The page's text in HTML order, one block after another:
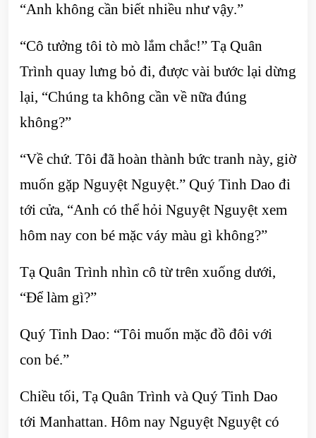
“Anh không cần biết nhiều như vậy.”
“Cô tưởng tôi tò mò lắm chắc!” Tạ Quân
Trình quay lưng bỏ đi, được vài bước lại dừng
lại, “Chúng ta không cần về nữa đúng
không?”
“Về chứ. Tôi đã hoàn thành bức tranh này, giờ
muốn gặp Nguyệt Nguyệt.” Quý Tinh Dao đi
tới cửa, “Anh có thể hỏi Nguyệt Nguyệt xem
hôm nay con bé mặc váy màu gì không?”
Tạ Quân Trình nhìn cô từ trên xuống dưới,
“Để làm gì?”
Quý Tinh Dao: “Tôi muốn mặc đồ đôi với
con bé.”
Chiều tối, Tạ Quân Trình và Quý Tinh Dao
tới Manhattan. Hôm nay Nguyệt Nguyệt có